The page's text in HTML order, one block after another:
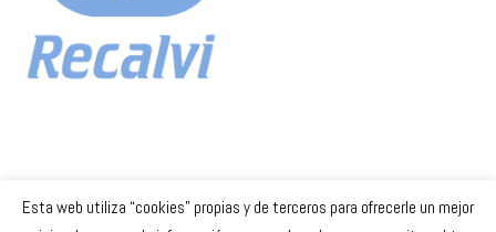
Esta web utiliza “cookies” propias y de terceros para ofrecerle un mejor